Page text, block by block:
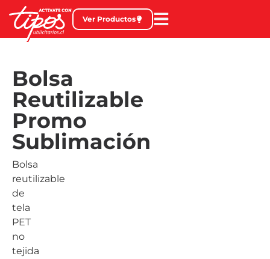
Ver Productos
Bolsa
Reutilizable
Promo
Sublimación
Bolsa
reutilizable
de
tela
PET
no
tejida